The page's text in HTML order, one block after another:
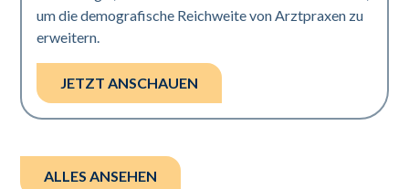
um die demografische Reichweite von Arztpraxen zu
erweitern.
JETZT ANSCHAUEN
ALLES ANSEHEN